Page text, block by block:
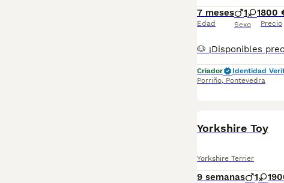
7 meses
Edad
1 1
Sexo
800
Precio
Criador
Identidad
Porriño, Pontevedra
Yorkshire Toy
Yorkshire Terrier
9 semanas 1 1